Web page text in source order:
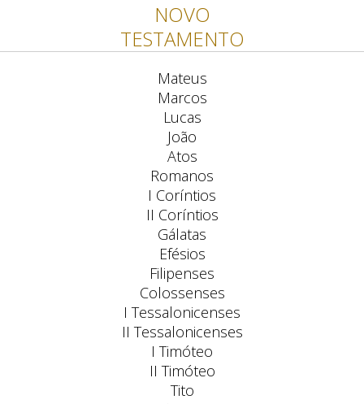
NOVO
TESTAMENTO
Mateus
Marcos
Lucas
João
Atos
Romanos
I Coríntios
II Coríntios
Gálatas
Efésios
Filipenses
Colossenses
I Tessalonicenses
II Tessalonicenses
I Timóteo
II Timóteo
Tito